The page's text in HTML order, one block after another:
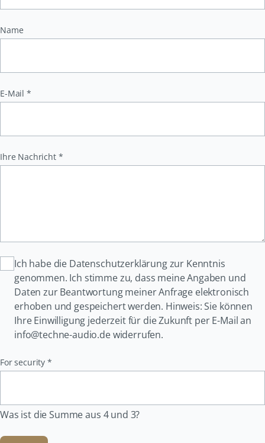
Name
Pflichtfeld
E-Mail *
Pflichtfeld
Ihre Nachricht *
Ich habe die Datenschutzerklärung zur Kenntnis
genommen. Ich stimme zu, dass meine Angaben und
Daten zur Beantwortung meiner Anfrage elektronisch
erhoben und gespeichert werden. Hinweis: Sie können
Ihre Einwilligung jederzeit für die Zukunft per E-Mail an
info@techne-audio.de widerrufen.
Pflichtfeld
For security *
Was ist die Summe aus 4 und 3?